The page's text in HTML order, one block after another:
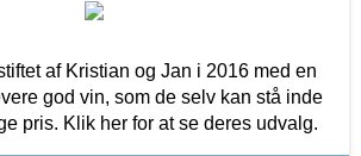
af Kristian og Jan i 2016 med en
god vin, som de selv kan stå inde
pris. Klik her for at se deres udvalg.